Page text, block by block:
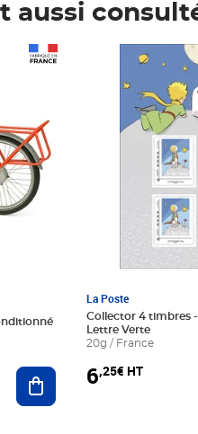
aussi
Ajouter au panier
La Poste
Collector 4 timbres
Lettre Verte
20g / France
6,25€ HT
Prix 6,25€ HT